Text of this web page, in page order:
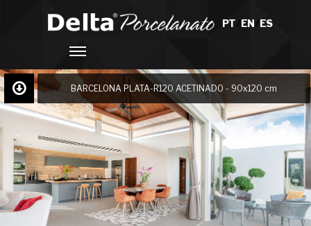
PT EN/ES
BARCELONA PLATA-R120 ACETINADO - 90x120 cm